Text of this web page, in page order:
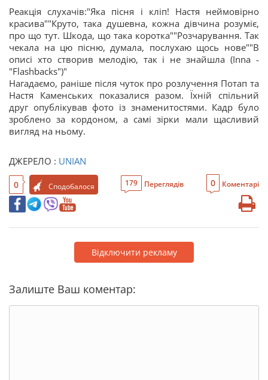
Реакція слухачів:"Яка пісня і кліп! Настя неймовірно
красива""Круто, така душевна, кожна дівчина розуміє,
про що тут. Шкода, що така коротка""Розчарування. Так
чекала на цю пісню, думала, послухаю щось нове""В
описі хто створив мелодію, так і не знайшла (Inna -
"Flashbacks")"
Нагадаємо, раніше після чуток про розлучення Потап та
Настя Каменських показалися разом. Їхній спільний
друг опублікував фото із знаменитостями. Кадр було
зроблено за кордоном, а самі зірки мали щасливий
вигляд на ньому.
ДЖЕРЕЛО : UNIAN
0 Сподобалося 179 Переглядів 0 Коментарі
Відключити рекламу
Залиште Ваш коментар: